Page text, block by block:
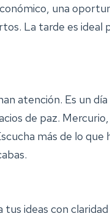
una
La tarde es ideal
atención. Es un
de paz.
más de lo que
tus ideas con